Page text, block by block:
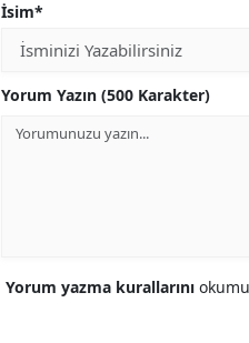
İsim*
Yorum Yazın (500 Karakter)
Yorum yazma kurallarını